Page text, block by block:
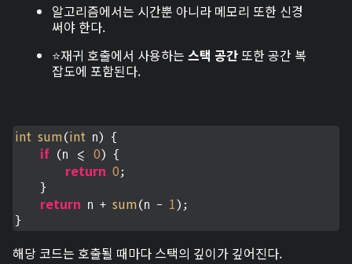
알고리즘에서는 시간뿐 아니라 메모리 또한 신경
써야 한다.
⭐️재귀 호출에서 사용하는 스택 공간 또한 공간 복
잡도에 포함된다.
int sum(int n) {
if (n <= 0) {
return 0 ;
    }
return n + sum(n - 1);
}
해당 코드는 호출될 때마다 스택의 깊이가 깊어진다.